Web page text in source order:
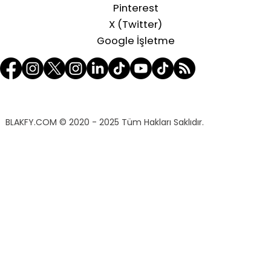
Pinterest
X (Twitter)
Google İşletme
BLAKFY.COM © 2020 - 2025 Tüm Hakları Saklıdır.